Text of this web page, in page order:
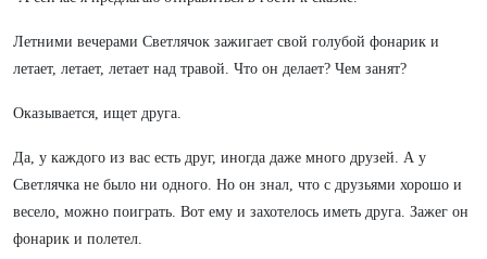
Летними вечерами Светлячок зажигает свой голубой фонарик и
летает, летает, летает над травой. Что он делает? Чем занят?
Оказывается, ищет друга.
Да, у каждого из вас есть друг, иногда даже много друзей. А у
Светлячка не было ни одного. Но он знал, что с друзьями хорошо и
весело, можно поиграть. Вот ему и захотелось иметь друга. Зажег он
фонарик и полетел.